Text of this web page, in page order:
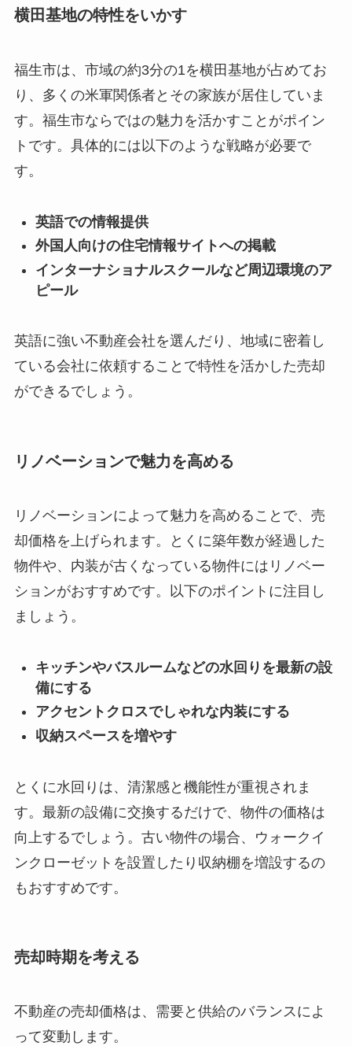
横田基地の特性をいかす
福生市は、市域の約3分の1を横田基地が占めてお
り、多くの米軍関係者とその家族が居住していま
す。福生市ならではの魅力を活かすことがポイン
トです。具体的には以下のような戦略が必要で
す。
英語での情報提供
外国人向けの住宅情報サイトへの掲載
インターナショナルスクールなど周辺環境のア
ピール
英語に強い不動産会社を選んだり、地域に密着し
ている会社に依頼することで特性を活かした売却
ができるでしょう。
リノベーションで魅力を高める
リノベーションによって魅力を高めることで、売
却価格を上げられます。とくに築年数が経過した
物件や、内装が古くなっている物件にはリノベー
ションがおすすめです。以下のポイントに注目し
ましょう。
キッチンやバスルームなどの水回りを最新の設
備にする
アクセントクロスでしゃれな内装にする
収納スペースを増やす
とくに水回りは、清潔感と機能性が重視されま
す。最新の設備に交換するだけで、物件の価格は
向上するでしょう。古い物件の場合、ウォークイ
ンクローゼットを設置したり収納棚を増設するの
もおすすめです。
売却時期を考える
不動産の売却価格は、需要と供給のバランスによ
って変動します。